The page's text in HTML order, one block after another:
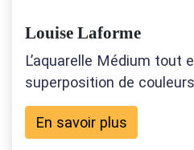
Louise Laforme
L’aquarelle Médium tout
superposition de
En savoir plus